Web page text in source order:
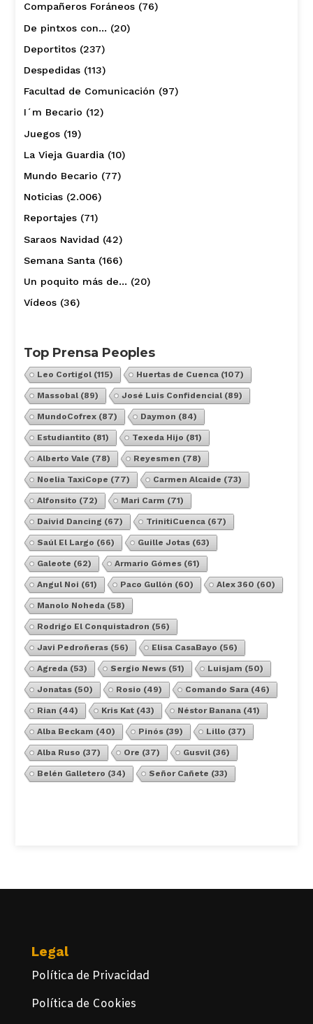
Compañeros Foráneos(76)
De pintxos con… (20)
Deportitos(237)
Despedidas(113)
Facultad de Comunicación (97)
I´m Becario (12)
Juegos(19)
La Vieja Guardia(10)
Mundo Becario (77)
Noticias(2.006)
Reportajes(71)
Saraos Navidad (42)
Semana Santa(166)
Un poquito más de… (20)
Vídeos(36)
Top Prensa Peoples
Leo Cortigol(115) Huertas de Cuenca(107)
Massobal(89) José Luis Confidencial(89)
MundoCofrex(87) Daymon (84)
Estudiantito (81) Texeda Hijo (81)
Alberto Vale (78) Reyesmen (78)
Noelia TaxiCope (77) Carmen Alcaide (73)
Alfonsito (72) Mari Carm (71)
Daivid Dancing (67) TrinitiCuenca(67)
Saúl El Largo (66) Guille Jotas(63)
Galeote (62) Armario Gómes(61)
Angul Noi (61) Paco Gullón (60) Alex 360 (60)
Manolo Noheda(58)
Rodrigo El Conquistadron (56)
Javi Pedroñeras(56) Elisa CasaBayo (56)
Agreda(53) Sergio News(51) Luisjam (50)
Jonatas(50) Rosio (49) Comando Sara(46)
Rian (44) Kris Kat(43) Néstor Banana(41)
Alba Beckam (40) Pinós(39) Lillo (37)
Alba Ruso (37) Ore (37) Gusvil(36)
Belén Galletero (34) Señor Cañete (33)
Legal
Política de Privacidad
Política de Cookies